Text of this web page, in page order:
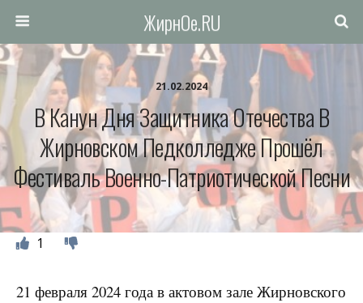
ЖирнОе.RU
21.02.2024
В Канун Дня Защитника Отечества В
Жирновском Педколледже Прошёл
Фестиваль Военно-Патриотической Песни
1
21 февраля 2024 года в актовом зале Жирновского